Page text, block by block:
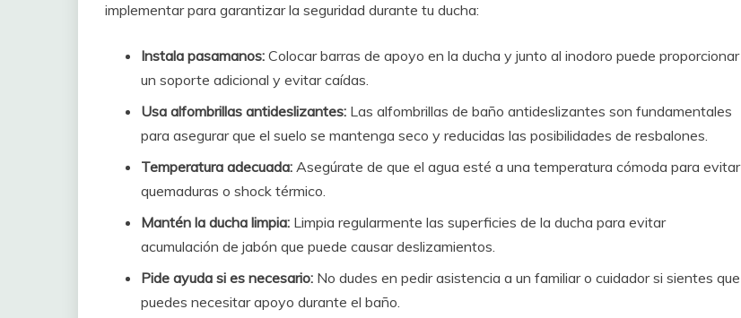
implementar para garantizar la seguridad durante tu ducha:
Instala pasamanos: Colocar barras de apoyo en la ducha y junto al inodoro puede proporcionar
un soporte adicional y evitar caídas.
Usa alfombrillas antideslizantes: Las alfombrillas de baño antideslizantes son fundamentales
para asegurar que el suelo se mantenga seco y reducidas las posibilidades de resbalones.
Temperatura adecuada: Asegúrate de que el agua esté a una temperatura cómoda para evitar
quemaduras o shock térmico.
Mantén la ducha limpia: Limpia regularmente las superficies de la ducha para evitar
acumulación de jabón que puede causar deslizamientos.
Pide ayuda si es necesario: No dudes en pedir asistencia a un familiar o cuidador si sientes que
puedes necesitar apoyo durante el baño.